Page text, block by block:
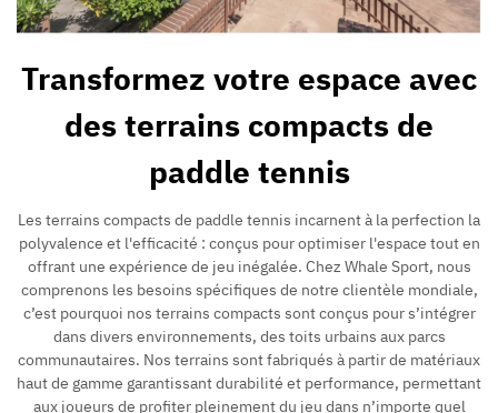
Transformez votre espace avec
des terrains compacts de
paddle tennis
Les terrains compacts de paddle tennis incarnent à la perfection la
polyvalence et l'efficacité : conçus pour optimiser l'espace tout en
offrant une expérience de jeu inégalée. Chez Whale Sport, nous
comprenons les besoins spécifiques de notre clientèle mondiale,
c’est pourquoi nos terrains compacts sont conçus pour s’intégrer
dans divers environnements, des toits urbains aux parcs
communautaires. Nos terrains sont fabriqués à partir de matériaux
haut de gamme garantissant durabilité et performance, permettant
aux joueurs de profiter pleinement du jeu dans n’importe quel